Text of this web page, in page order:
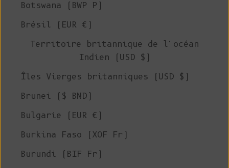
Botswana (BWP P)
Brésil (EUR €)
Territoire britannique de l'océan
Indien (USD $)
Îles Vierges britanniques (USD $)
Brunei ($ BND)
Bulgarie (EUR €)
Burkina Faso (XOF Fr)
Burundi (BIF Fr)